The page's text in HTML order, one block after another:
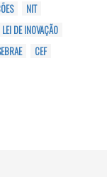
NIT
LEI DE INOVAÇÃO
CEF